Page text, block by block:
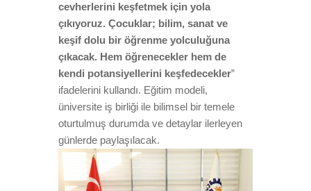
cevherlerini keşfetmek için yola
çıkıyoruz. Çocuklar; bilim, sanat ve
keşif dolu bir öğrenme yolculuğuna
çıkacak. Hem öğrenecekler hem de
kendi potansiyellerini keşfedecekler”
ifadelerini kullandı. Eğitim modeli,
üniversite iş birliği ile bilimsel bir temele
oturtulmuş durumda ve detaylar ilerleyen
günlerde paylaşılacak.